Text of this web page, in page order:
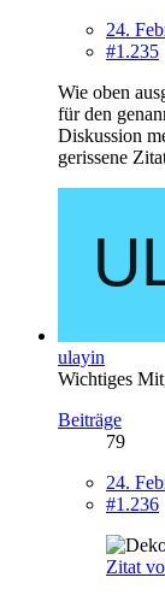
24.
#1.235
Wie oben
für den
Diskussion
gerissene
ulayin
Wichtiges
Beiträge
79
24.
#1.236
Zitat